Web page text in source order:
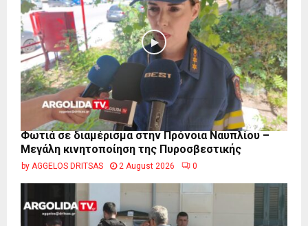
Φωτιά σε διαμέρισμα στην Πρόνοια Ναυπλίου –
Μεγάλη κινητοποίηση της Πυροσβεστικής
by AGGELOS DRITSAS 2 August 2026 0